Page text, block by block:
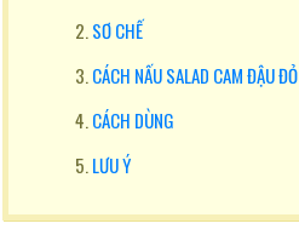
SƠ CHẾ
CÁCH NẤU SALAD CAM ĐẬU ĐỎ
CÁCH DÙNG
LƯU Ý